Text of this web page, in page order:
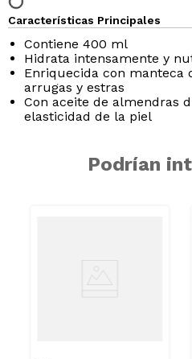
Características Principales
Contiene 400 ml
Hidrata intensamente y
Enriquecida con manteca
arrugas y estr­as
Con aceite de almendras
elasticidad de la piel
Podrían